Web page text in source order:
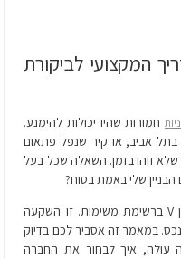
המקצועי לביקורת
חמורות שהיו יכולות להימנע.
בתל אביב, או קיר שנפל פתאום
זוהו בזמן. השאלה שכל בעל
שלי באמת בטוח?
ביקורת מבנים מקצועית היא לא עוד סימון V ברשימת משימות. זו השקעה
במאמר זה אסביר לכם בדיוק
עולה, איך לבחור את החברה